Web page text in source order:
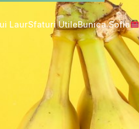
LaurSfaturi UtileBunica Sofia